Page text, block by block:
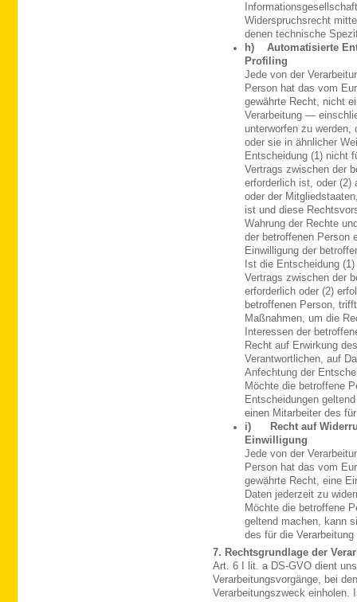
Widerspruchsrecht
denen technische
h) Automatisierte
Profiling
Jede von der
Person hat das vom
gewährte Recht, nicht
Verarbeitung —
unterworfen zu werden,
oder sie in ähnlicher
Entscheidung (1) nicht
Vertrags zwischen der
erforderlich ist, oder (2)
oder der
ist und diese
Wahrung der Rechte
der betroffenen Person
Einwilligung der
Ist die Entscheidung
Vertrags zwischen der
erforderlich oder (2)
betroffenen Person,
Maßnahmen, um die
Interessen der
Recht auf Erwirkung
Verantwortlichen, auf
Anfechtung der
Möchte die betroffene
Entscheidungen
einen Mitarbeiter des
i) Recht auf
Einwilligung
Jede von der
Person hat das vom
gewährte Recht, eine
Daten jederzeit zu
Möchte die betroffene
geltend machen, kann
des für die
7. Rechtsgrundlage der
Art. 6 I lit. a DS-GVO dient
Verarbeitungsvorgänge, bei
Verarbeitungszweck einholen.